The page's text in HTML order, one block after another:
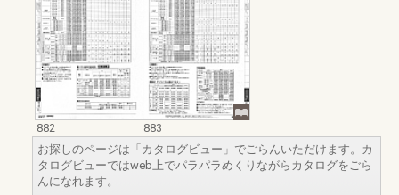
882
883
お探しのページは「カタログビュー」でごらんいただけます。カ
タログビューではweb上でパラパラめくりながらカタログをごら
んになれます。